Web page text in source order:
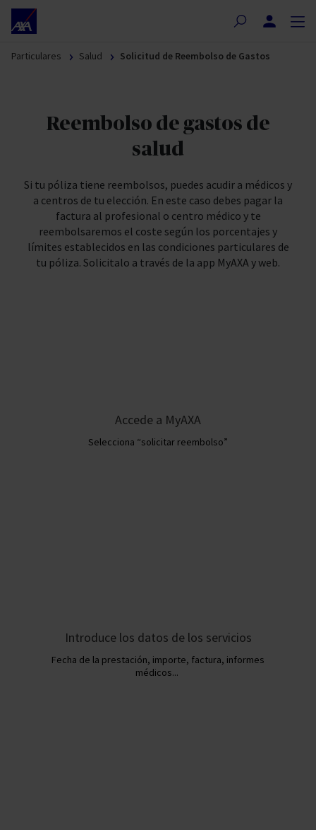
Nota:
este
webParticulares Salud Solicitud de Reembolso de Gastos
Reembolso de gastos de
salud
Si tu póliza tiene reembolsos, puedes acudir a médicos y
a centros de tu elección. En este caso debes pagar la
factura al profesional o centro médico y te
reembolsaremos el coste según los porcentajes y
límites establecidos en las condiciones particulares de
tu póliza. Solicitalo a través de la app MyAXA y web.
Accede a MyAXA
Selecciona “solicitar reembolso”
Introduce los datos de los servicios
Fecha de la prestación, importe, factura, informes
médicos...